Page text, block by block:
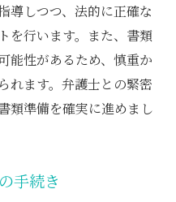
導しつつ、法的に正確な
を行います。また、書類
能性があるため、慎重か
れます。弁護士との緊密
類準備を確実に進めまし
手続き